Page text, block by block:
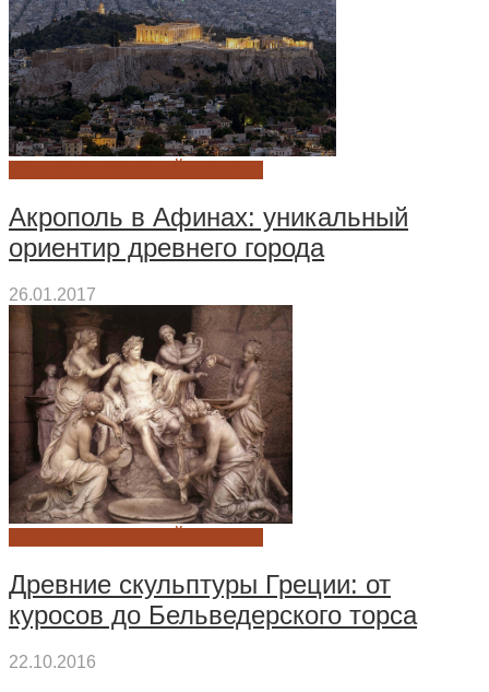
Акрополь в Афинах: уникальный
ориентир древнего города
26.01.2017
Древние скульптуры Греции: от
куросов до Бельведерского торса
22.10.2016